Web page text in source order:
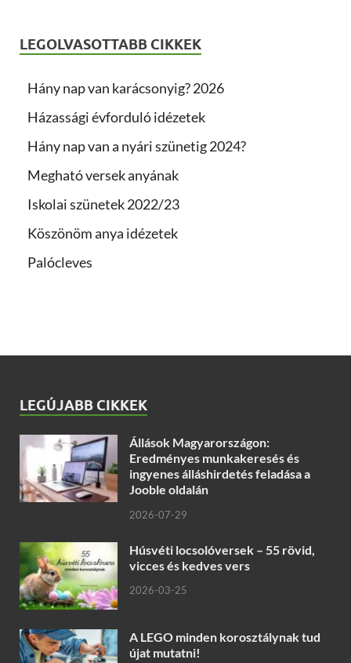
LEGOLVASOTTABB CIKKEK
Hány nap van karácsonyig? 2026
Házassági évforduló idézetek
Hány nap van a nyári szünetig 2024?
Megható versek anyának
Iskolai szünetek 2022/23
Köszönöm anya idézetek
Palócleves
LEGÚJABB CIKKEK
Állások Magyarországon:
Eredményes munkakeresés és
ingyenes álláshirdetés feladása a
Jooble oldalán
2026-07-29
Húsvéti locsolóversek – 55 rövid,
vicces és kedves vers
2026-03-25
A LEGO minden korosztálynak tud
újat mutatni!